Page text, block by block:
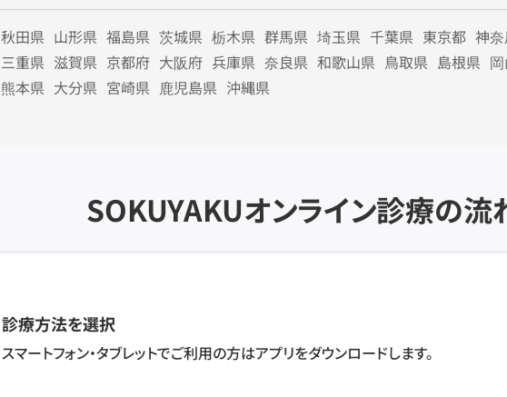
秋田県 山形県 福島県 茨城県 栃木県 群馬県 埼玉県 千葉県 東京都 神
三重県 滋賀県 京都府 大阪府 兵庫県 奈良県 和歌山県 鳥取県 島根県
熊本県 大分県 宮崎県 鹿児島県 沖縄県
SOKUYAKUオンライン診療の流
診療方法を選択
スマートフォン・タブレットでご利用の方はアプリをダウンロードします。